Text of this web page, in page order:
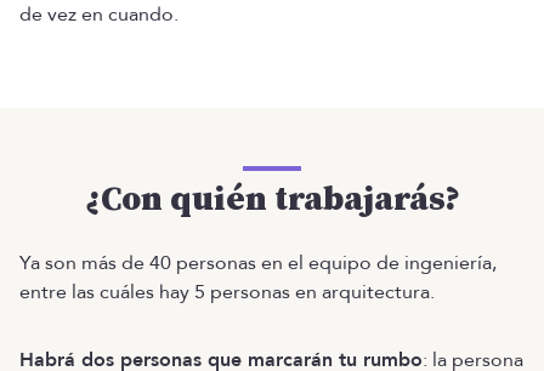
de vez en cuando.
¿Con quién trabajarás?
Ya son más de 40 personas en el equipo de ingeniería,
entre las cuáles hay 5 personas en arquitectura.
Habrá dos personas que marcarán tu rumbo: la persona